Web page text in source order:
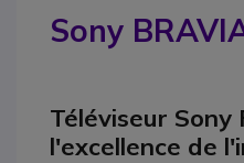
Sony
Téléviseur Sony
l'excellence de